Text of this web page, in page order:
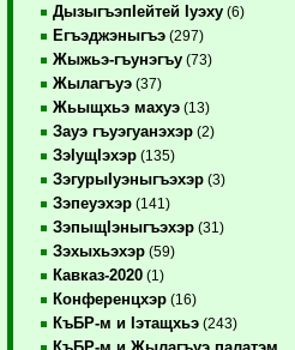
ДызыгъэпIейтей Iуэху (6)
Егъэджэныгъэ (297)
Жыжьэ-гъунэгъу (73)
Жылагъуэ (37)
Жьыщхьэ махуэ (13)
Зауэ гъуэгуанэхэр (2)
ЗэIущIэхэр (135)
ЗэгурыIуэныгъэхэр (3)
Зэпеуэхэр (141)
ЗэпыщIэныгъэхэр (31)
Зэхыхьэхэр (59)
Кавказ-2020 (1)
Конференцхэр (16)
КъБР-м и Iэтащхьэ (243)